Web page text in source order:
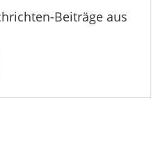
Beiträge aus